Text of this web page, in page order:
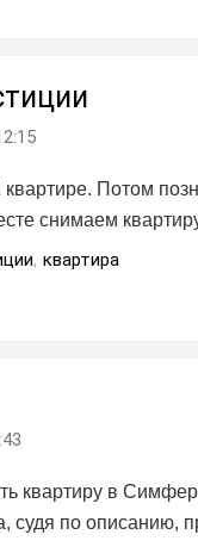
Потом
снимаем
, квартира
квартиру в
судя по описанию,